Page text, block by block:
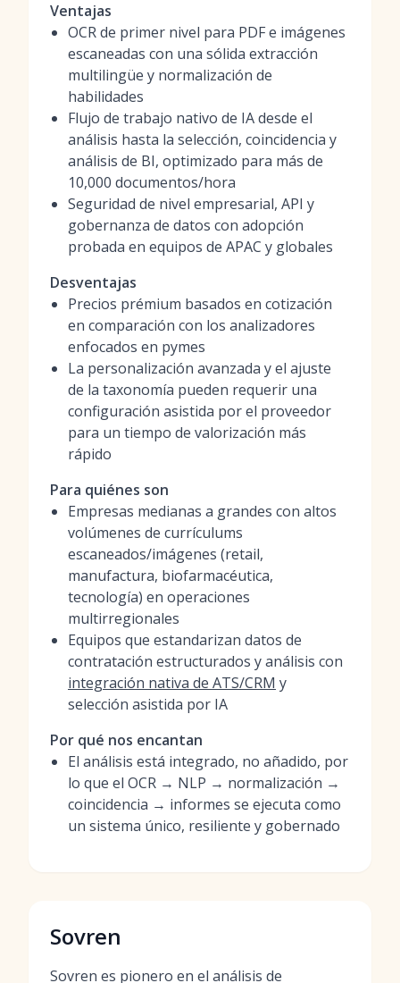
Ventajas
OCR de primer nivel para PDF e imágenes
escaneadas con una sólida extracción
multilingüe y normalización de
habilidades
Flujo de trabajo nativo de IA desde el
análisis hasta la selección, coincidencia y
análisis de BI, optimizado para más de
10,000 documentos/hora
Seguridad de nivel empresarial, API y
gobernanza de datos con adopción
probada en equipos de APAC y globales
Desventajas
Precios prémium basados en cotización
en comparación con los analizadores
enfocados en pymes
La personalización avanzada y el ajuste
de la taxonomía pueden requerir una
configuración asistida por el proveedor
para un tiempo de valorización más
rápido
Para quiénes son
Empresas medianas a grandes con altos
volúmenes de currículums
escaneados/imágenes (retail,
manufactura, biofarmacéutica,
tecnología) en operaciones
multirregionales
Equipos que estandarizan datos de
contratación estructurados y análisis con
integración nativa de ATS/CRM y
selección asistida por IA
Por qué nos encantan
El análisis está integrado, no añadido, por
lo que el OCR → NLP → normalización →
coincidencia → informes se ejecuta como
un sistema único, resiliente y gobernado
Sovren
Sovren es pionero en el análisis de